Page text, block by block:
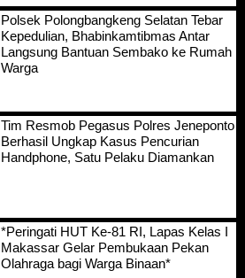
Polsek Polongbangkeng Selatan Tebar
Kepedulian, Bhabinkamtibmas Antar
Langsung Bantuan Sembako ke Rumah
Warga
Tim Resmob Pegasus Polres Jeneponto
Berhasil Ungkap Kasus Pencurian
Handphone, Satu Pelaku Diamankan
*Peringati HUT Ke-81 RI, Lapas Kelas I
Makassar Gelar Pembukaan Pekan
Olahraga bagi Warga Binaan*